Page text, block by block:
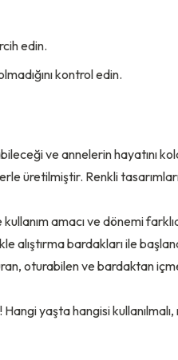
edin.
kontrol edin.
ve annelerin hayatını
üretilmiştir. Renkli
kullanım amacı ve dönemi
alıştırma bardakları ile
oturabilen ve bardaktan
yaşta hangisi